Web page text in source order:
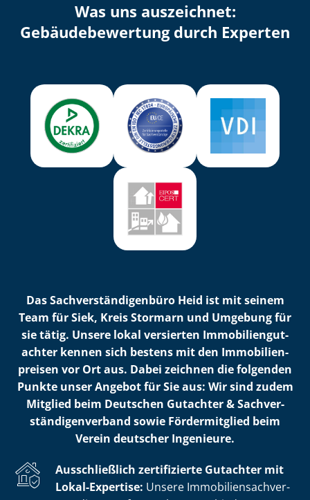
Was uns auszeichnet:
Ge­bäu­de­be­wer­tung durch Experten
Das Sach­ver­stän­di­gen­bü­ro Heid ist mit seinem
Team für Siek, Kreis Stormarn und Umgebung für
sie tätig. Unsere lokal versierten Im­mo­bi­li­en­gut­
ach­ter kennen sich bestens mit den Im­mo­bi­li­en­
prei­sen vor Ort aus. Dabei zeichnen die folgenden
Punkte unser Angebot für Sie aus: Wir sind zudem
Mitglied beim Deutschen Gutachter & Sach­ver­
stän­di­gen­ver­band sowie Fördermitglied beim
Verein deutscher Ingenieure.
Ausschließlich zertifizierte Gutachter mit
Lokal-Expertise: Unsere Im­mo­bi­li­en­sach­ver­